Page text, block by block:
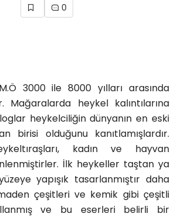
0
3000 ile 8000 yılları arasında
Mağaralarda heykel kalıntılarına
heykelciliğin dünyanın en eski
birisi olduğunu kanıtlamışlardır.
kadın ve hayvan
İlk heykeller taştan ya
yapışık tasarlanmıştır daha
çeşitleri ve kemik gibi çeşitli
ve bu eserleri belirli bir